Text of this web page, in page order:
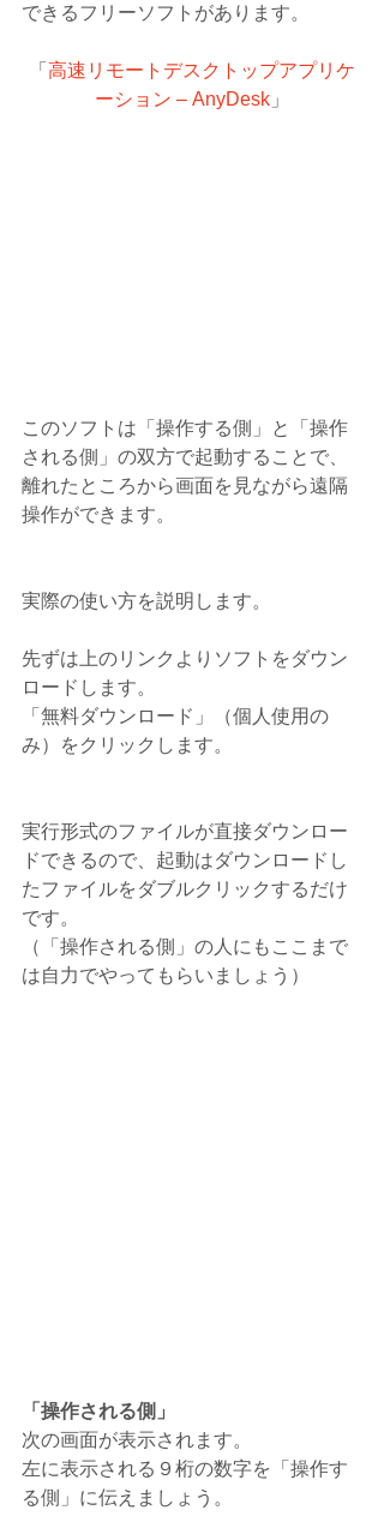
できるフリーソフトがあります。
「 高速リモートデスクトップアプリケ
ーション – AnyDesk 」
このソフトは「操作する側」と「操作
される側」の双方で起動することで、
離れたところから画面を見ながら遠隔
操作ができます。
実際の使い方を説明します。
先ずは上のリンクよりソフトをダウン
ロードします。
「無料ダウンロード」（個人使用の
み）をクリックします。
実行形式のファイルが直接ダウンロー
ドできるので、起動はダウンロードし
たファイルをダブルクリックするだけ
です。
（「操作される側」の人にもここまで
は自力でやってもらいましょう）
「操作される側」
次の画面が表示されます。
左に表示される９桁の数字を「操作す
る側」に伝えましょう。